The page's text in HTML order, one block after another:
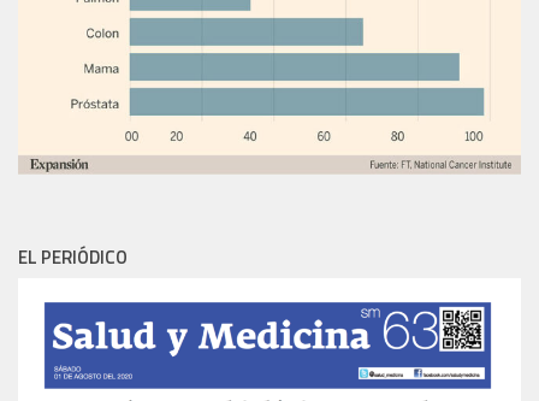
EL PERIÓDICO